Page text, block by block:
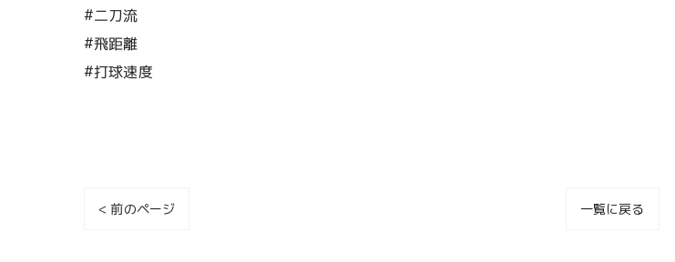
#二刀流
#飛距離
#打球速度
< 前のページ 一覧に戻る